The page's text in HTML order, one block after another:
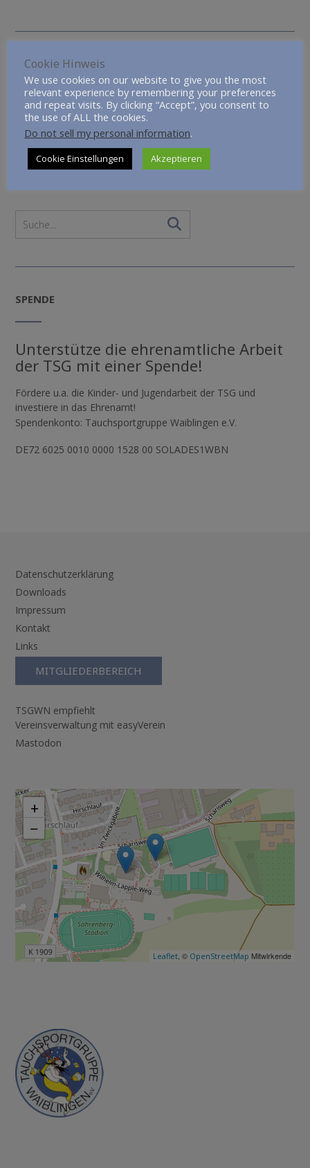
Vereinsausfahrt 2015
Posted on 10.01.2015by Jürgen Kiefhaber
Bonaire (Karibik) vom 27. Februar bis 13. März 2015
Posted inWas war?
SPENDE
Unterstütze die ehrenamtliche Arbeit
der TSG mit einer Spende!
Fördere u.a. die Kinder- und Jugendarbeit der TSG und
investiere in das Ehrenamt!
Spendenkonto: Tauchsportgruppe Waiblingen e.V.
DE72 6025 0010 0000 1528 00 SOLADES1WBN
Datenschutzerklärung
Downloads
Impressum
Kontakt
Links
MITGLIEDERBEREICH
TSGWN empfiehlt
Vereinsverwaltung mit easyVerein
Mastodon
+
−
Leaflet , © OpenStreetMap Mitwirkende
Cookie Hinweis
We use cookies on our website to give you the most
relevant experience by remembering your preferences
and repeat visits. By clicking “Accept”, you consent to
the use of ALL the cookies.
Do not sell my personal information.
Cookie Einstellungen Akzeptieren